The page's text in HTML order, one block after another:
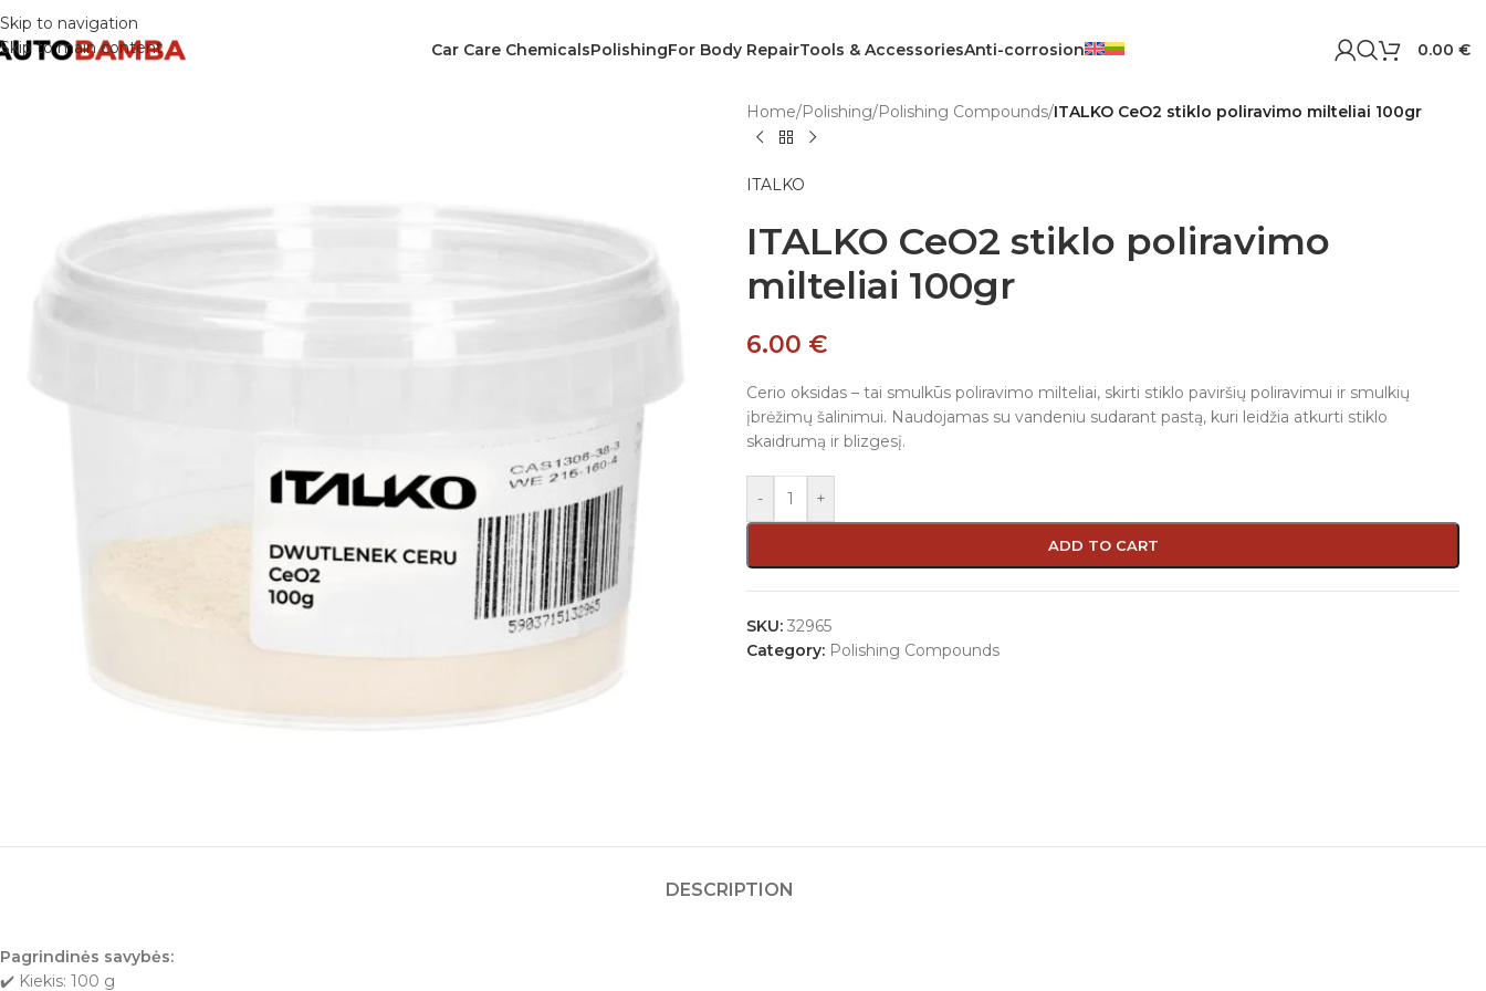
Skip to navigation
Skip to main content
Car Care ChemicalsPolishingFor Body RepairTools & AccessoriesAnti-corrosion 0.00 €
Home/Polishing/Polishing Compounds/ITALKO CeO2 stiklo poliravimo milteliai 100gr
ITALKO
ITALKO CeO2 stiklo poliravimo
milteliai 100gr
6.00 €
Cerio oksidas – tai smulkūs poliravimo milteliai, skirti stiklo paviršių poliravimui ir smulkių
įbrėžimų šalinimui. Naudojamas su vandeniu sudarant pastą, kuri leidžia atkurti stiklo
skaidrumą ir blizgesį.
- +
ADD TO CART
SKU: 32965
Category: Polishing Compounds
DESCRIPTION
Pagrindinės savybės:
✔️ Kiekis: 100 g